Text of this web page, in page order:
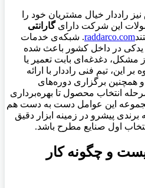
راددار خیال مشتریان خود را
این شرکت دارایگارانتی
raddarco.com. شبکه‌ی خدمات
در داخل کشور باعث شده
دغدغه‌ای بابت تعمیر یا
این، تیم فنی راددار با ارائه
برگزاری دوره‌های
انتخاب محصول تا بهره‌برداری
این عوامل دست به دست هم
برندی پیشرو در زمینه ابزار دقیق
اول صنایع مطرح باشد.
و چگونه کار